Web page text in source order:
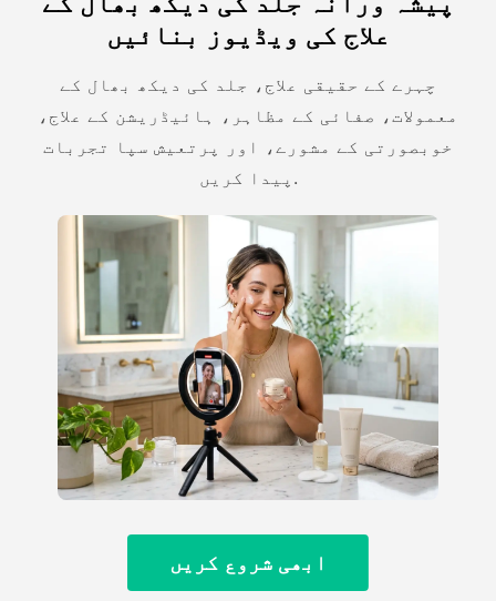
علاج کی ویڈیوز بنائیں
چہرے کے حقیقی علاج، جلد کی دیکھ بھال کے
معمولات، صفائی کے مظاہر، ہائیڈریشن کے علاج،
خوبصورتی کے مشورے، اور پرتعیش سپا تجربات
پیدا کریں.
ابھی شروع کریں